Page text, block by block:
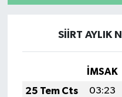
SİİRT AYLIK
İMSAK
25 Tem Cts
03:23